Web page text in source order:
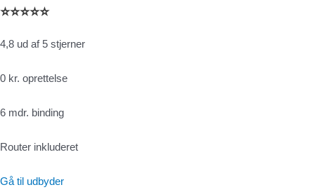
⭐⭐⭐⭐⭐
4,8 ud af 5 stjerner
0 kr. oprettelse
6 mdr. binding
Router inkluderet
Gå til udbyder